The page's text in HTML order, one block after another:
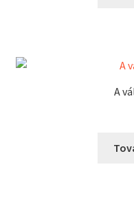
A